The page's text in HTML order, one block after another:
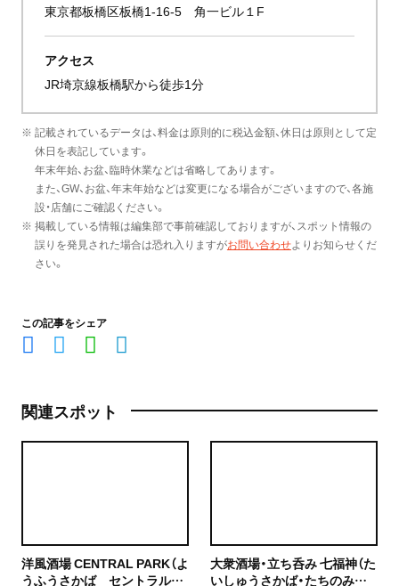
東京都板橋区板橋1-16-5 角一ビル１F
アクセス
JR埼京線板橋駅から徒歩1分
※ 記載されているデータは、料金は原則的に税込金額、休日は原則として定
休日を表記しています。
年末年始、お盆、臨時休業などは省略してあります。
また、GW、お盆、年末年始などは変更になる場合がございますので、各施
設・店舗にご確認ください。
※ 掲載している情報は編集部で事前確認しておりますが、スポット情報の
誤りを発見された場合は恐れ入りますがお問い合わせよりお知らせくだ
さい。
この記事をシェア
関連スポット
洋風酒場 CENTRAL PARK（よ
うふうさかば セントラルパ
大衆酒場・立ち呑み 七福神（た
いしゅうさかば・たちのみ